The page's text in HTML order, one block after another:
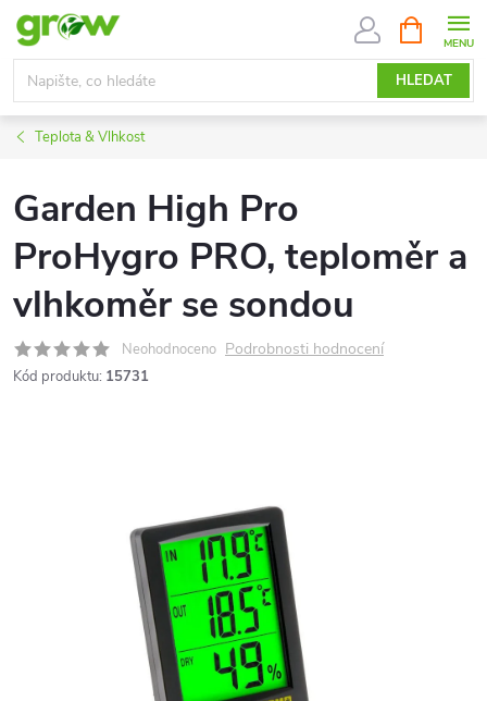
Přejít
obsah
HLEDAT
NÁKUPNÍ
KOŠÍK
Teplota & Vlhkost
Garden High Pro
ProHygro PRO, teploměr a
vlhkoměr se sondou
Neohodnoceno Podrobnosti hodnocení
Kód produktu: 15731